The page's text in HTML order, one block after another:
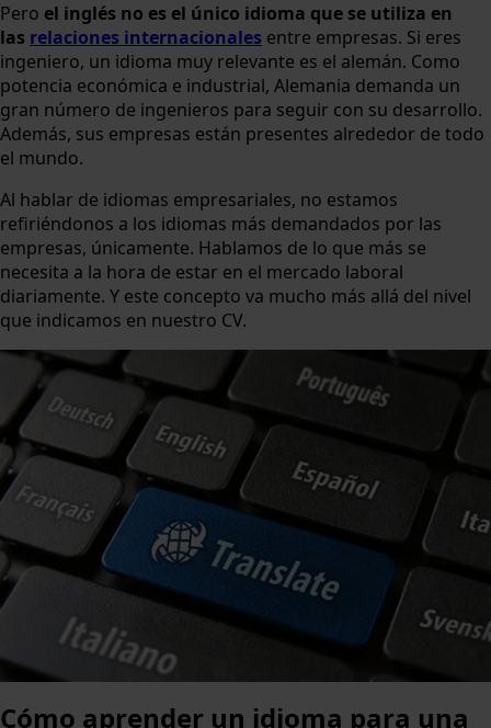
Pero el inglés no es el único idioma que se utiliza en
las relaciones internacionales entre empresas. Si eres
ingeniero, un idioma muy relevante es el alemán. Como
potencia económica e industrial, Alemania demanda un
gran número de ingenieros para seguir con su desarrollo.
Además, sus empresas están presentes alrededor de todo
el mundo.
Al hablar de idiomas empresariales, no estamos
refiriéndonos a los idiomas más demandados por las
empresas, únicamente. Hablamos de lo que más se
necesita a la hora de estar en el mercado laboral
diariamente. Y este concepto va mucho más allá del nivel
que indicamos en nuestro CV.
Cómo aprender un idioma para una